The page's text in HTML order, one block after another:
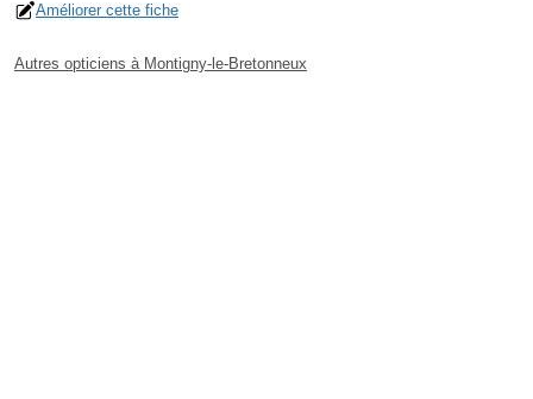
Améliorer cette fiche
Autres opticiens à Montigny-le-Bretonneux